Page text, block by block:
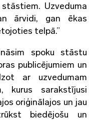
Uzveduma
ārvidi, gan ēkas
telpā.”
spoku stāstu
publicējumiem un
ar uzvedumam
kurus sarakstījusi
oriģinālajos un jau
biedējošu un